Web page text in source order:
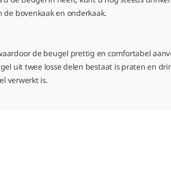
bovenkaak en onderkaak.
de beugel prettig en comfortabel
uit twee losse delen bestaat is praten en
verwerkt is.